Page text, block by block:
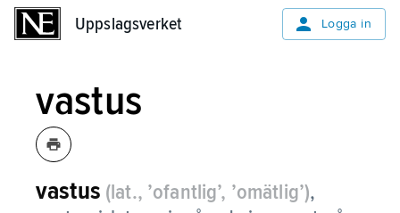
Uppslagsverket Logga in
vastus
vastus (lat., ’ofantlig’, ’omätlig’),